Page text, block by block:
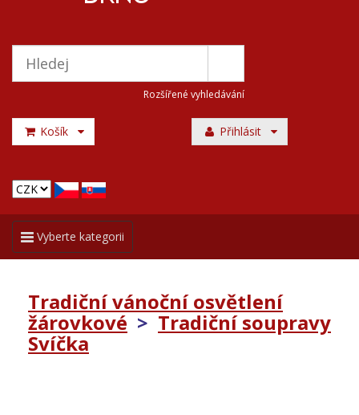
Rozšířené vyhledávání
Košík Přihlásit
Toggle
navigation
Vyberte kategorii
Tradiční vánoční osvětlení
žárovkové > Tradiční soupravy
Svíčka